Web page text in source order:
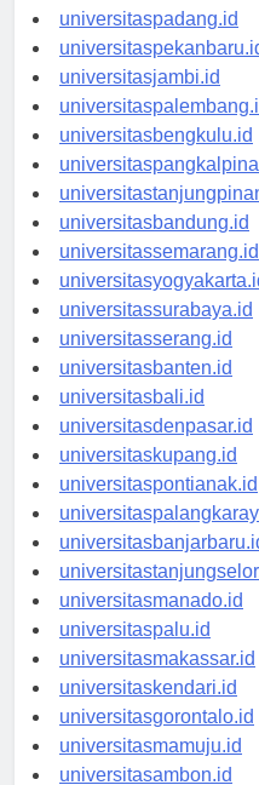
universitasmedan.id
universitaspadang.id
universitaspekanbaru.id
universitasjambi.id
universitaspalembang.id
universitasbengkulu.id
universitasbandung.id
universitassemarang.id
universitasyogyakarta.id
universitassurabaya.id
universitasserang.id
universitasbanten.id
universitasbali.id
universitasdenpasar.id
universitaskupang.id
universitaspontianak.id
universitasmanado.id
universitaspalu.id
universitasmakassar.id
universitaskendari.id
universitasgorontalo.id
universitasmamuju.id